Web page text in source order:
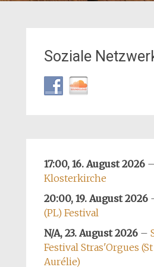
Soziale
17:00, 16. August 2026–
Klosterkirche
20:00, 19. August 2026
(PL) Festival
N/A, 23. August 2026–
Festival Stras'Orgues
Aurélie)